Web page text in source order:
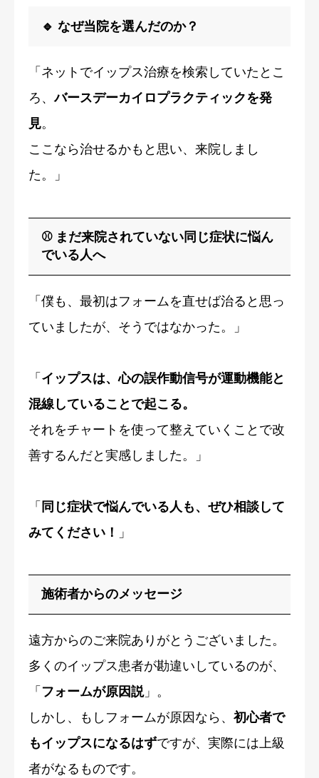
🔹 なぜ当院を選んだのか？
「ネットでイップス治療を検索していたとこ
ろ、バースデーカイロプラクティックを発
見。
ここなら治せるかもと思い、来院しまし
た。」
⚾ まだ来院されていない同じ症状に悩ん
でいる人へ
「僕も、最初はフォームを直せば治ると思っ
ていましたが、そうではなかった。」
「 イップスは、心の誤作動信号が運動機能と
混線していることで起こる。
それをチャートを使って整えていくことで改
善するんだと実感しました。」
「 同じ症状で悩んでいる人も、ぜひ相談して
みてください！
」
施術者からのメッセージ
遠方からのご来院ありがとうございました。
多くのイップス患者が勘違いしているのが、
「 フォームが原因説」。
しかし、もしフォームが原因なら、 初心者で
もイップスになるはずですが、実際には上級
者がなるものです。